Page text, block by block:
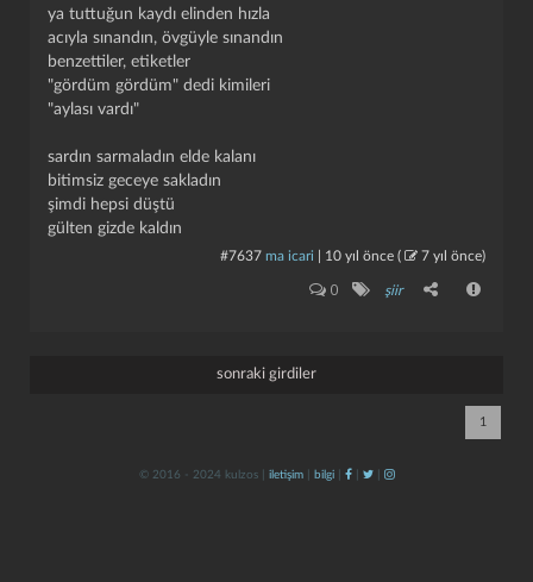
ya tuttuğun kaydı elinden hızla
acıyla sınandın, övgüyle sınandın
benzettiler, etiketler
"gördüm gördüm" dedi kimileri
"aylası vardı"
sardın sarmaladın elde kalanı
bitimsiz geceye sakladın
şimdi hepsi düştü
gülten gizde kaldın
#7637 ma icari 10 yıl önce ( 7 yıl önce)
0 şiir
sonraki girdiler
1
kapat kaydet
© 2016 - 2024 kulzos | iletişim| bilgi| | |